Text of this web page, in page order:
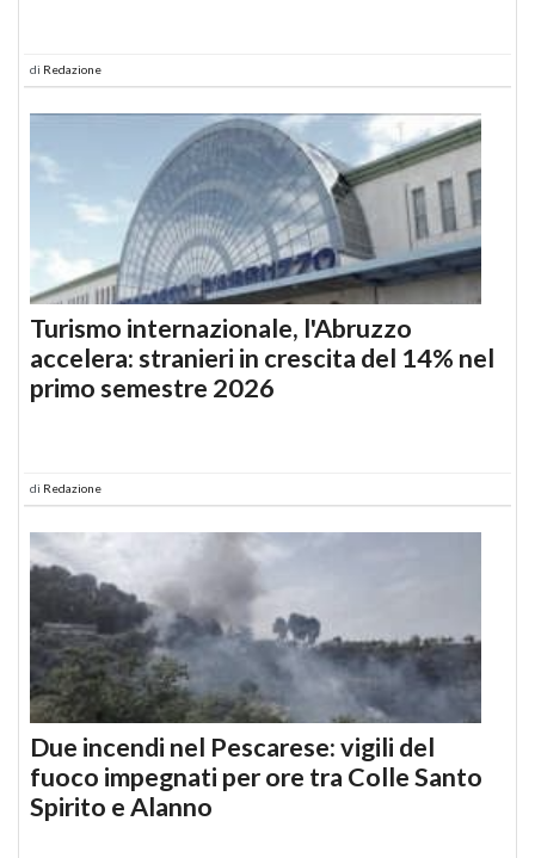
di Redazione
Turismo internazionale, l'Abruzzo
accelera: stranieri in crescita del 14% nel
primo semestre 2026
di Redazione
Due incendi nel Pescarese: vigili del
fuoco impegnati per ore tra Colle Santo
Spirito e Alanno